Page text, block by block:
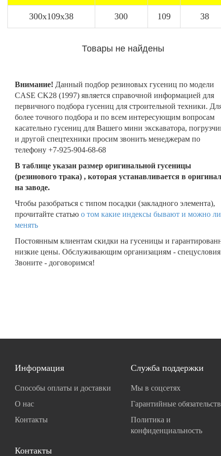
300x109x38 300 109 38
Товары не найдены
Внимание! Данный подбор резиновых гусениц по модели
CASE CK28 (1997) является справочной информацией для
первичного подбора гусениц для строительной техники.
более точного подбора и по всем интересующим вопросам
касательно гусениц для Вашего мини экскаватора,
и другой спецтехники просим звонить менеджерам по
телефону +7-925-904-68-68
В таблице указан размер оригинальной гусеницы
(резинового трака) , которая устанавливается в
на заводе.
Чтобы разобраться с типом посадки (закладного элемента),
прочитайте статью о том какие индексы бывают и можно
менять
Постоянным клиентам скидки на гусеницы и
низкие цены. Обслуживающим организациям -
Звоните - договоримся!
Информация
Способы оплаты и доставки
О нас
Контакты
Служба поддержки
Мы в соцсетях
Гарантийные
Политика и
конфиденциальность
Контакты